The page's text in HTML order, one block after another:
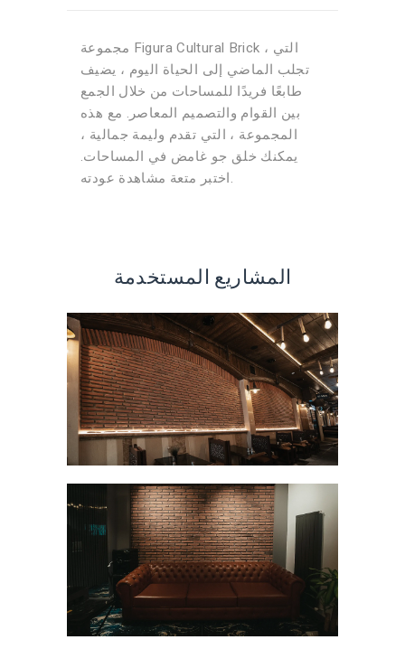
مجموعة Figura Cultural Brick ، ​​التي
تجلب الماضي إلى الحياة اليوم ، يضيف
طابعًا فريدًا للمساحات من خلال الجمع
بين القوام والتصميم المعاصر. مع هذه
المجموعة ، التي تقدم وليمة جمالية ،
يمكنك خلق جو غامض في المساحات.
اختبر متعة مشاهدة عودته.
المشاريع المستخدمة